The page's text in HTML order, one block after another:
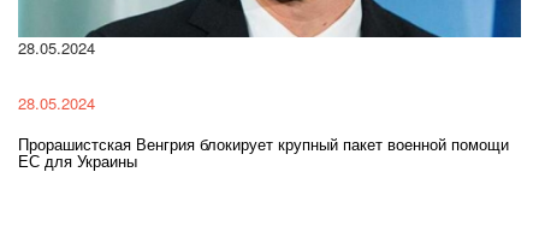
28.05.2024
28.05.2024
Прорашистская Венгрия блокирует крупный пакет военной помощи
ЕС для Украины